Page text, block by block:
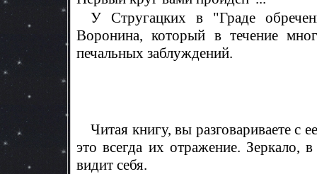
У Стругацких в "Граде
Воронина, который в течение
печальных заблуждений.
Читая книгу, вы разговариваете с
это всегда их отражение. Зеркало,
видит себя.